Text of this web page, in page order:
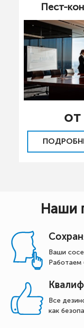
Пест-
Наши
Ваши
Работаем
Все
как